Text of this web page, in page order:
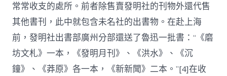
常常收支的處所。前者除售賣發明社的刊物外還代售
其他書刊，此中就包含未名社的出書物。在赴上海
前，發明社出書部廣州分部還送了魯迅一批書：“《磨
坊文札》一本，《發明月刊》、《洪水》、《沉
鐘》、《莽原》各一本，《新新聞》二本。”[4]在收